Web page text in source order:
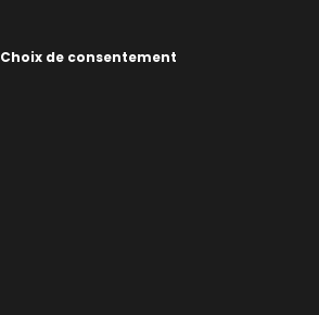
Choix de consentement